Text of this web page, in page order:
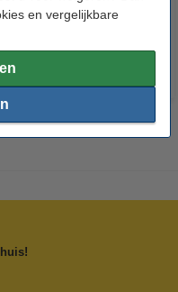
en vergelijkbare
€ 7,25 Incl. 21% btw